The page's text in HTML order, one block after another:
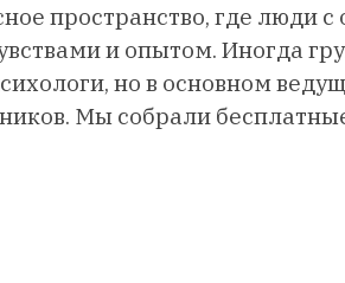
пространство, где люди
и опытом. Иногда
но в основном
Мы собрали